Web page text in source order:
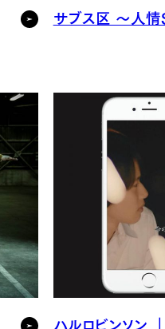
サブス区 〜人
ハルロビンソン